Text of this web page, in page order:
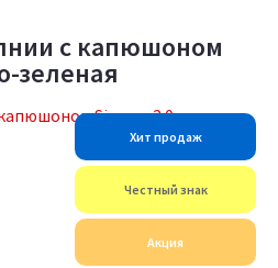
с капюшоном
зеленая
Хит продаж
Честный знак
Акция